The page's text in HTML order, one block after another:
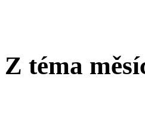
Z téma